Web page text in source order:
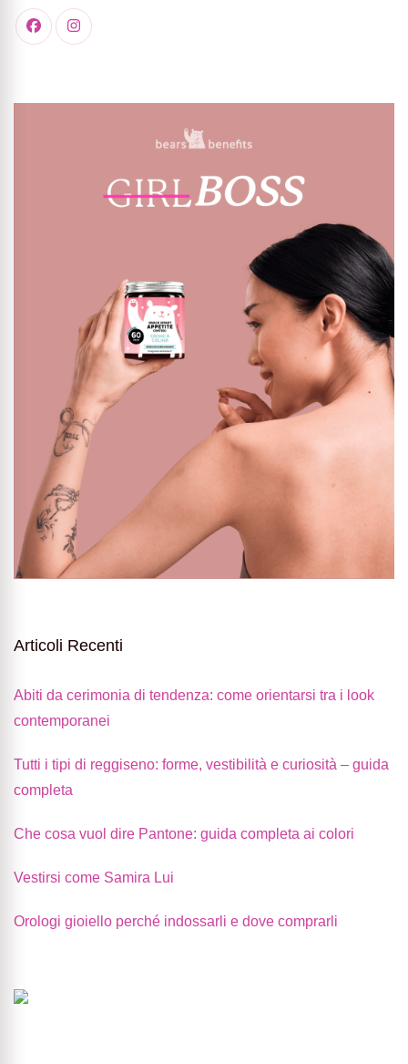
Articoli Recenti
Abiti da cerimonia di tendenza: come orientarsi tra i look
contemporanei
Tutti i tipi di reggiseno: forme, vestibilità e curiosità – guida
completa
Che cosa vuol dire Pantone: guida completa ai colori
Vestirsi come Samira Lui
Orologi gioiello perché indossarli e dove comprarli